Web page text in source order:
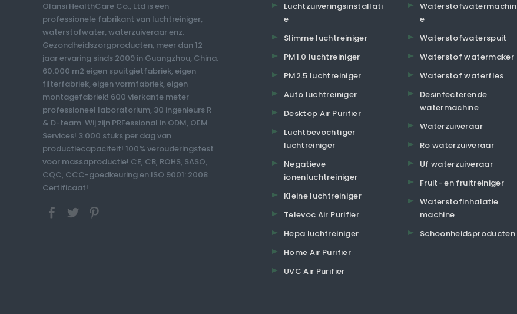
Olansi HealthCare Co., Ltd is een
professionele fabrikant van luchtreiniger,
waterstofwater, waterzuiveraar enz.
Gezondheidszorgproducten, meer dan 12
jaar ervaring sinds 2009 in Guangzhou, China.
60.000 m2 eigen spuitgietfabriek, eigen
filterfabriek, eigen vormfabriek, eigen
montagefabriek! 600 vierkante meter
professioneel laboratorium, 30 ingenieurs R
& D-team. Wij zijn PRFessional in ODM, OEM
Services! 3.000 stuks per dag van
productiecapaciteit! 100% verouderingstest
voor massaproductie! CE, CB, ROHS, SASO,
CQC, CCC-goedkeuring en ISO 9001: 2008
Certificaat!
Luchtzuiveringsinstallati
e
Slimme luchtreiniger
PM1.0 luchtreiniger
PM2.5 luchtreiniger
Auto luchtreiniger
Desktop Air Purifier
Luchtbevochtiger
luchtreiniger
Negatieve
ionenluchtreiniger
Kleine luchtreiniger
Televoc Air Purifier
Hepa luchtreiniger
Home Air Purifier
UVC Air Purifier
Waterstofwatermachin
e
Waterstofwaterspuit
Waterstof watermaker
Waterstof waterfles
Desinfecterende
watermachine
Waterzuiveraar
Ro waterzuiveraar
Uf waterzuiveraar
Fruit- en fruitreiniger
Waterstofinhalatie
machine
Schoonheidsproducten